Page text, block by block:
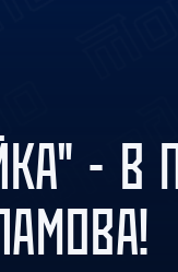
- В